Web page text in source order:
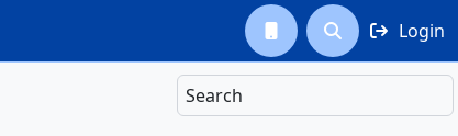
  Login
Search